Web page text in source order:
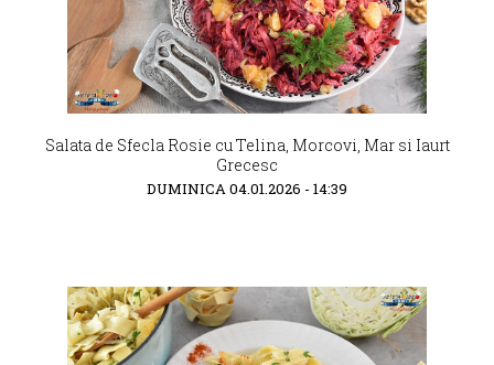
Salata de Sfecla Rosie cu Telina, Morcovi, Mar si Iaurt
Grecesc
DUMINICA 04.01.2026 - 14:39